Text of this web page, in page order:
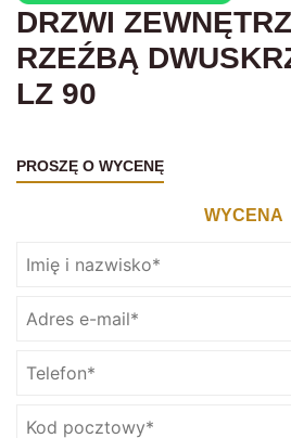
DRZWI
RZEŹBĄ
LZ 90
PROSZĘ O WYCENĘ
WYCENA